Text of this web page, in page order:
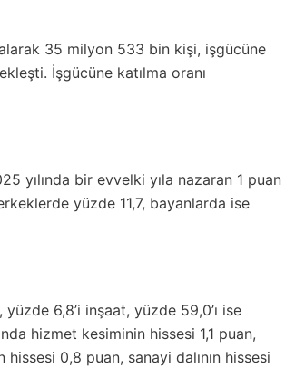
35 milyon 533 bin kişi, işgücüne
İşgücüne katılma oranı
yılında bir evvelki yıla nazaran 1 puan
yüzde 11,7, bayanlarda ise
6,8’i inşaat, yüzde 59,0’ı ise
hizmet kesiminin hissesi 1,1 puan,
0,8 puan, sanayi dalının hissesi